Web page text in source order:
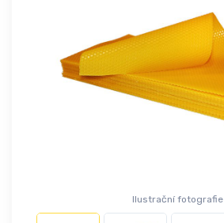
Ilustrační fotografie